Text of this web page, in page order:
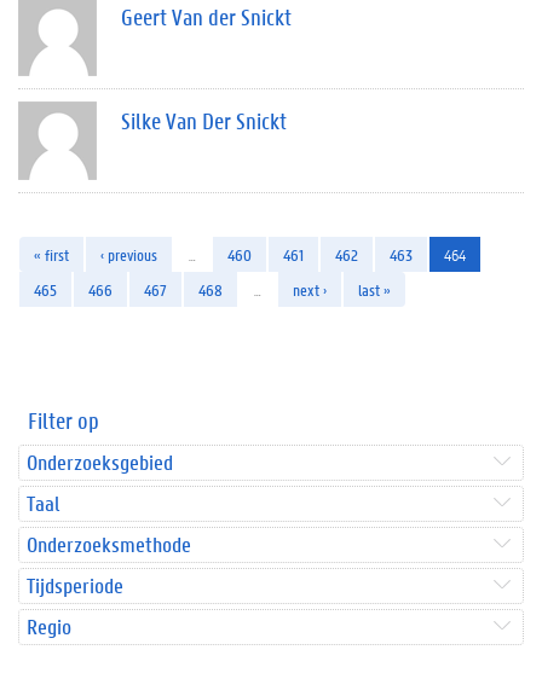
Geert Van der Snickt
Silke Van Der Snickt
« first ‹ previous 460 461 462 463
464
465
466 467 468 next › last »
Filter op
Onderzoeksgebied
Taal
Onderzoeksmethode
Tijdsperiode
Regio